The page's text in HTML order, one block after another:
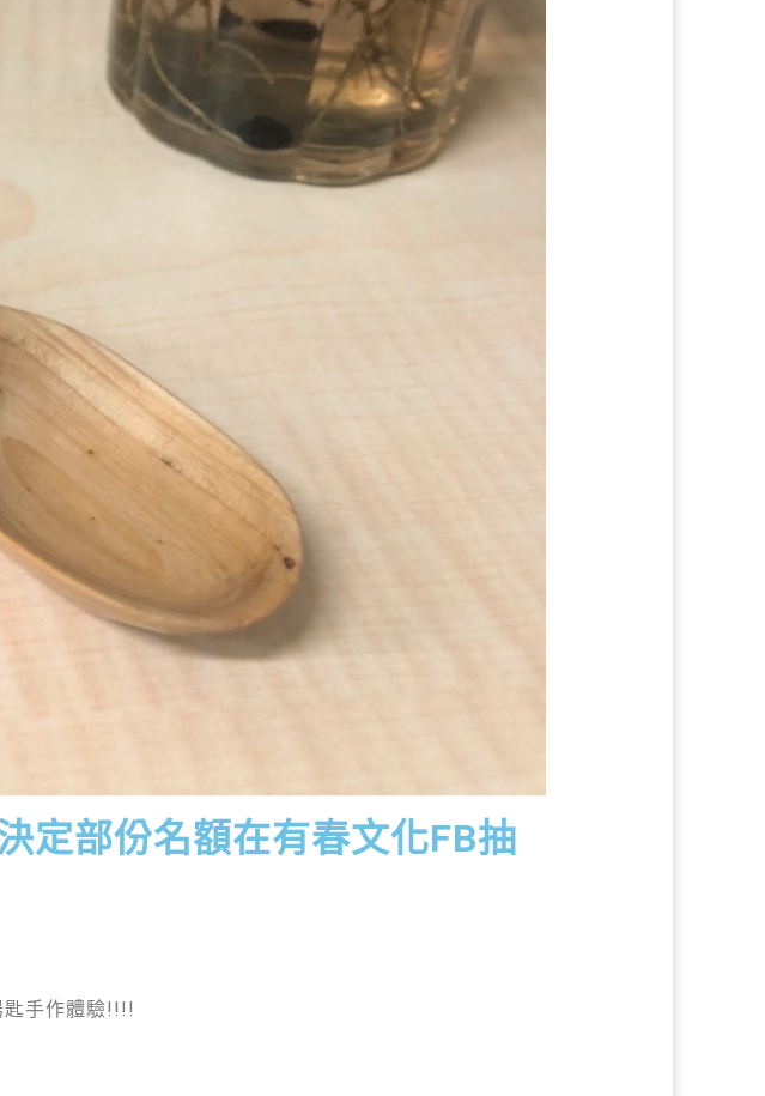
定部份名額在有春文化FB抽
匙手作體驗!!!!